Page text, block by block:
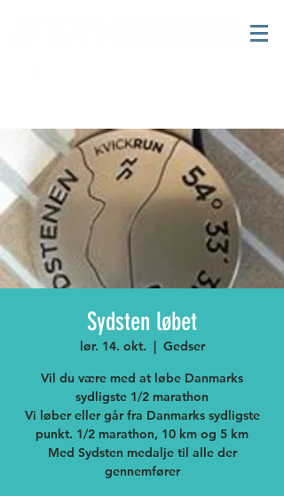
Sydsten løbet
lør. 14. okt.
  |
Gedser
Vil du være med at løbe Danmarks
sydligste 1/2 marathon
Vi løber eller går fra Danmarks sydligste
punkt. 1/2 marathon, 10 km og 5 km
Med Sydsten medalje til alle der
gennemfører